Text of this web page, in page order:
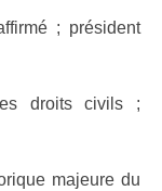
; président
droits civils ;
majeure du